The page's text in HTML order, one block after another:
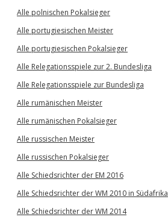
Alle polnischen Pokalsieger
Alle portugiesischen Meister
Alle portugiesischen Pokalsieger
Alle Relegationsspiele zur 2. Bundesliga
Alle Relegationsspiele zur Bundesliga
Alle rumänischen Meister
Alle rumänischen Pokalsieger
Alle russischen Meister
Alle russischen Pokalsieger
Alle Schiedsrichter der EM 2016
Alle Schiedsrichter der WM 2010 in Südafrika
Alle Schiedsrichter der WM 2014